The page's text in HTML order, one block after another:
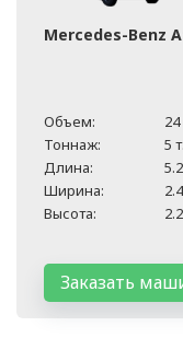
Mercedes-Benz
Объем:
Тоннаж:
5 т.
Длина:
Ширина:
Высота:
Заказать